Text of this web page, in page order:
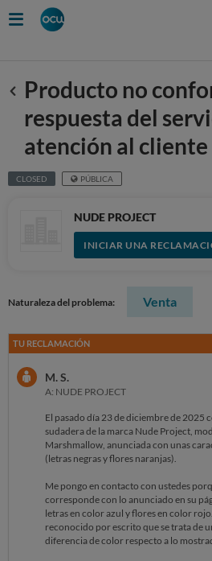
Anterior
Producto no
respuesta del
atención al cliente
CLOSED PÚBLICA
NUDE PROJECT
INICIAR UNA
Naturaleza del problema: Venta
TU RECLAMACIÓN
M. S.
A: NUDE PROJECT
El pasado día 23 de diciembre de 2025
sudadera de la marca Nude Project,
Marshmallow, anunciada con unas
(letras negras y flores naranjas).
Me pongo en contacto con ustedes
corresponde con lo anunciado en su
letras en color azul y flores en color
reconocido por escrito que se trata de
diferencia de color respecto a lo